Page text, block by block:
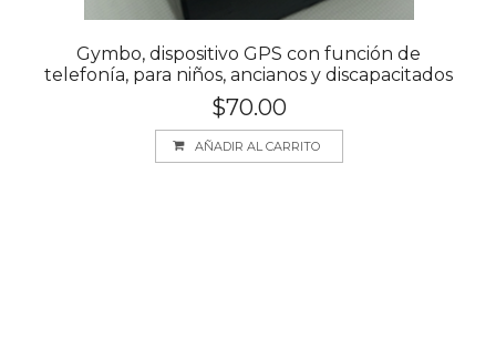
Gymbo, dispositivo GPS con función de
telefonía, para niños, ancianos y discapacitados
$70.00
AÑADIR AL CARRITO